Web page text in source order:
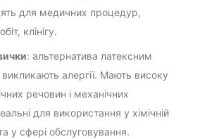
для медичних процедур,
клінігу.
: альтернатива латексним
алергії. Мають високу
речовин і механічних
для використання у хімічній
у сфері обслуговування.